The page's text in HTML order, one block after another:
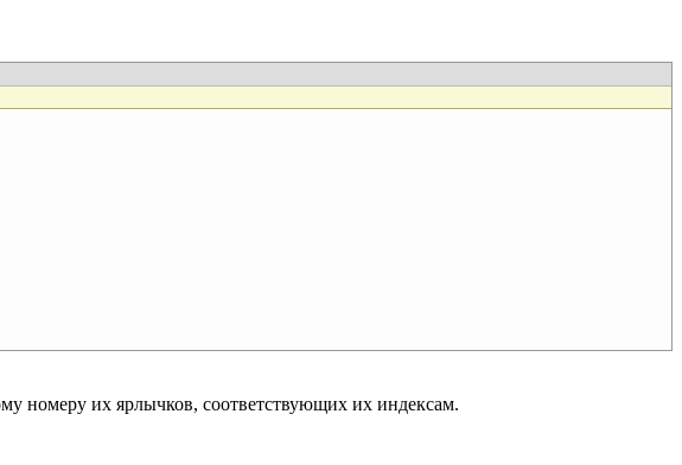
номеру их ярлычков, соответствующих их индексам.